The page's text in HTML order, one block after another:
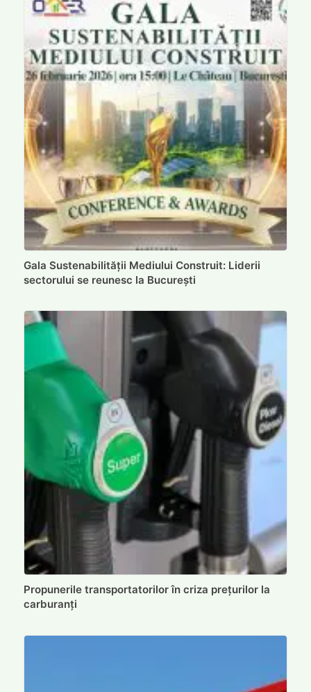
Gala Sustenabilității Mediului Construit: Liderii
sectorului se reunesc la București
Propunerile transportatorilor în criza prețurilor la
carburanți